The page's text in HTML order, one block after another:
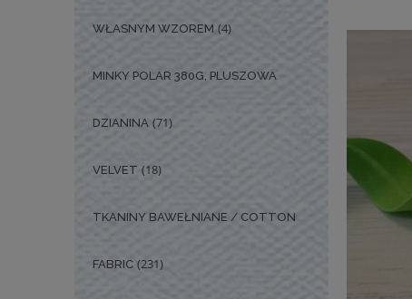
WŁASNYM WZOREM (4)
MINKY POLAR 380G, PLUSZOWA
DZIANINA (71)
VELVET (18)
TKANINY BAWEŁNIANE / COTTON
FABRIC (231)